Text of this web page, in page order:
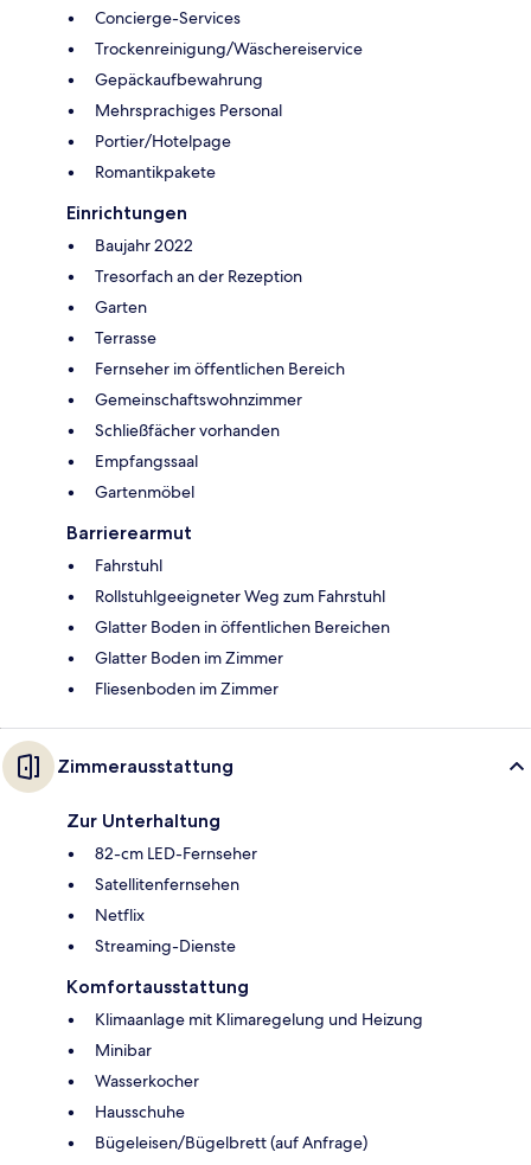
Concierge-Services
Trockenreinigung/Wäschereiservice
Gepäckaufbewahrung
Mehrsprachiges Personal
Portier/Hotelpage
Romantikpakete
Einrichtungen
Baujahr 2022
Tresorfach an der Rezeption
Garten
Terrasse
Fernseher im öffentlichen Bereich
Gemeinschaftswohnzimmer
Schließfächer vorhanden
Empfangssaal
Gartenmöbel
Barrierearmut
Fahrstuhl
Rollstuhlgeeigneter Weg zum Fahrstuhl
Glatter Boden in öffentlichen Bereichen
Glatter Boden im Zimmer
Fliesenboden im Zimmer
Zimmerausstattung
Zur Unterhaltung
82-cm LED-Fernseher
Satellitenfernsehen
Netflix
Streaming-Dienste
Komfortausstattung
Klimaanlage mit Klimaregelung und Heizung
Minibar
Wasserkocher
Hausschuhe
Bügeleisen/Bügelbrett (auf Anfrage)